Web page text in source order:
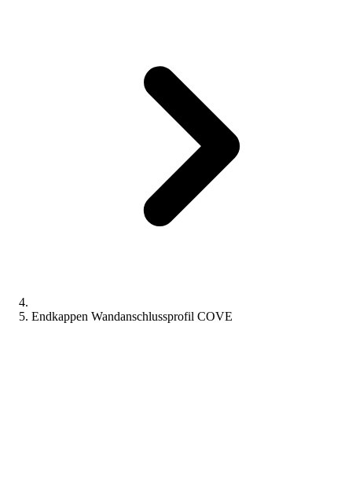
Endkappen Wandanschlussprofil COVE